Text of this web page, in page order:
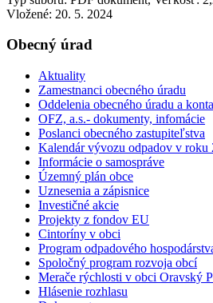
Vložené: 20. 5. 2024
Obecný úrad
Aktuality
Zamestnanci obecného úradu
Oddelenia obecného úradu a
OFZ, a.s.- dokumenty, infomácie
Poslanci obecného zastupiteľstva
Kalendár vývozu odpadov v roku
Informácie o samospráve
Územný plán obce
Uznesenia a zápisnice
Investičné akcie
Projekty z fondov EU
Cintoríny v obci
Program odpadového
Spoločný program rozvoja obcí
Merače rýchlosti v obci Oravský
Hlásenie rozhlasu